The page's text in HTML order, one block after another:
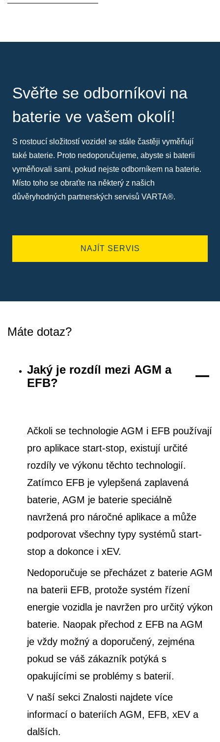
Svěřte se odborníkovi na
baterie ve vašem okolí!
S rostoucí složitostí vozidel se stále častěji vyměňují
také baterie. Proto nedoporučujeme, abyste si baterii
vyměňovali sami, pokud nejste odborníkem na baterie.
Místo toho se obraťte na některý z našich
důvěryhodných partnerských servisů VARTA®.
NAJÍT SERVIS
Máte dotaz?
Jaký je rozdíl mezi AGM a
EFB?
Ačkoli se technologie AGM i EFB používají
pro aplikace start-stop, existují určité
rozdíly ve výkonu těchto technologií.
Zatímco EFB je vylepšená zaplavená
baterie, AGM je baterie speciálně
navržená pro náročné aplikace a může
podporovat všechny typy systémů start-
stop a dokonce i xEV.
Nedoporučuje se přecházet z baterie AGM
na baterii EFB, protože systém řízení
energie vozidla je navržen pro určitý výkon
baterie. Naopak přechod z EFB na AGM
je vždy možný a doporučený, zejména
pokud se váš zákazník potýká s
opakujícími se problémy s baterií.
V naší sekci Znalosti najdete více
informací o bateriích AGM, EFB, xEV a
dalších.